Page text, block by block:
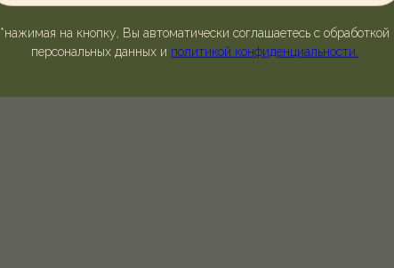
*нажимая на кнопку, Вы автоматически соглашаетесь с обработкой
персональных данных и политикой конфиденциальности.